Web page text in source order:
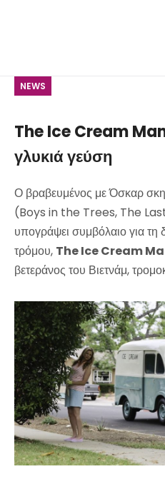
NEWS
The Ice Cream
γλυκιά γεύση
Ο βραβευμένος με Όσκαρ
(Boys in the Trees, The
υπογράψει συμβόλαιο για τη
τρόμου, The Ice Cream
βετεράνος του Βιετνάμ,